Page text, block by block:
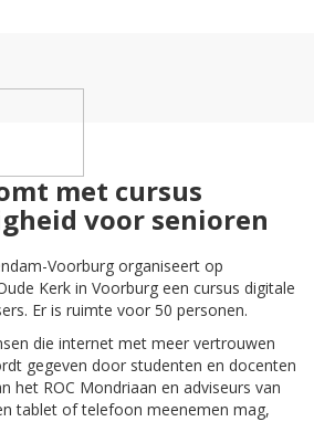
met cursus
voor senioren
Voorburg organiseert op
Kerk in Voorburg een cursus digitale
Er is ruimte voor 50 personen.
die internet met meer vertrouwen
gegeven door studenten en docenten
het ROC Mondriaan en adviseurs van
tablet of telefoon meenemen mag,